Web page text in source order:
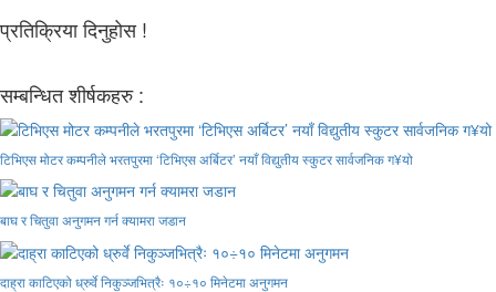
प्रतिक्रिया दिनुहोस !
सम्बन्धित शीर्षकहरु :
टिभिएस मोटर कम्पनीले भरतपुरमा ‘टिभिएस अर्बिटर’ नयाँ विद्युतीय स्कुटर सार्वजनिक ग¥यो
बाघ र चितुवा अनुगमन गर्न क्यामरा जडान
दाह्रा काटिएको ध्रुर्वे निकुञ्जभित्रैः १०÷१० मिनेटमा अनुगमन